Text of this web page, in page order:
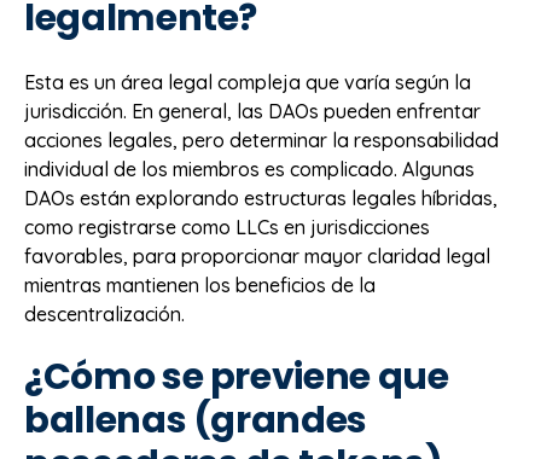
legalmente?
Esta es un área legal compleja que varía según la
jurisdicción. En general, las DAOs pueden enfrentar
acciones legales, pero determinar la responsabilidad
individual de los miembros es complicado. Algunas
DAOs están explorando estructuras legales híbridas,
como registrarse como LLCs en jurisdicciones
favorables, para proporcionar mayor claridad legal
mientras mantienen los beneficios de la
descentralización.
¿Cómo se previene que
ballenas (grandes